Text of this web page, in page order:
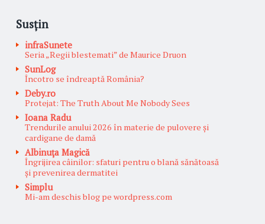
Susțin
infraSunete
Seria „Regii blestemati” de Maurice Druon
SunLog
Încotro se îndreaptă România?
Deby.ro
Protejat: The Truth About Me Nobody Sees
Ioana Radu
Trendurile anului 2026 în materie de pulovere și
cardigane de damă
Albinuţa Magică
Îngrijirea câinilor: sfaturi pentru o blană sănătoasă
și prevenirea dermatitei
Simplu
Mi-am deschis blog pe wordpress.com